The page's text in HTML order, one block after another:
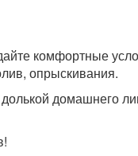
комфортные
опрыскивания.
домашнего